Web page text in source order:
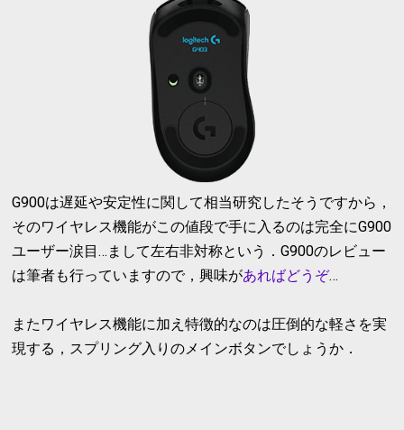
G900は遅延や安定性に関して相当研究したそうですから，
そのワイヤレス機能がこの値段で手に入るのは完全にG900
ユーザー涙目…まして左右非対称という．G900のレビュー
は筆者も行っていますので，興味があればどうぞ…
またワイヤレス機能に加え特徴的なのは圧倒的な軽さを実
現する，スプリング入りのメインボタンでしょうか．